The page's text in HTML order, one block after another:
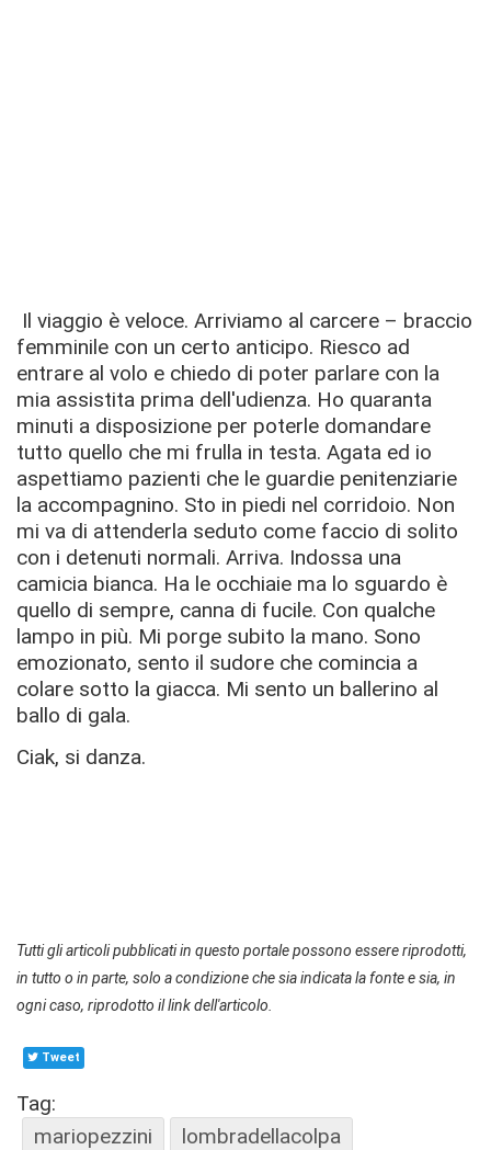
Il viaggio è veloce. Arriviamo al carcere – braccio
femminile con un certo anticipo. Riesco ad
entrare al volo e chiedo di poter parlare con la
mia assistita prima dell'udienza. Ho quaranta
minuti a disposizione per poterle domandare
tutto quello che mi frulla in testa. Agata ed io
aspettiamo pazienti che le guardie penitenziarie
la accompagnino. Sto in piedi nel corridoio. Non
mi va di attenderla seduto come faccio di solito
con i detenuti normali. Arriva. Indossa una
camicia bianca. Ha le occhiaie ma lo sguardo è
quello di sempre, canna di fucile. Con qualche
lampo in più. Mi porge subito la mano. Sono
emozionato, sento il sudore che comincia a
colare sotto la giacca. Mi sento un ballerino al
ballo di gala.
Ciak, si danza.
Tutti gli articoli pubblicati in questo portale possono essere riprodotti,
in tutto o in parte, solo a condizione che sia indicata la fonte e sia, in
ogni caso, riprodotto il link dell'articolo.
Tweet
Tag:
mariopezzini
lombradellacolpa